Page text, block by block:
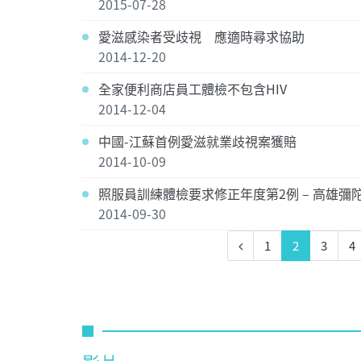
愛滋感染者受歧視 應適時尋求協助
2014-12-20
全家便利商店員工體檢不包含HIV
2014-12-04
中國-江蘇首例愛滋就業歧視案獲賠
2014-10-09
照服員訓練體檢要求修正年度第2例 – 高雄彌
2014-09-30
1 2 3 4